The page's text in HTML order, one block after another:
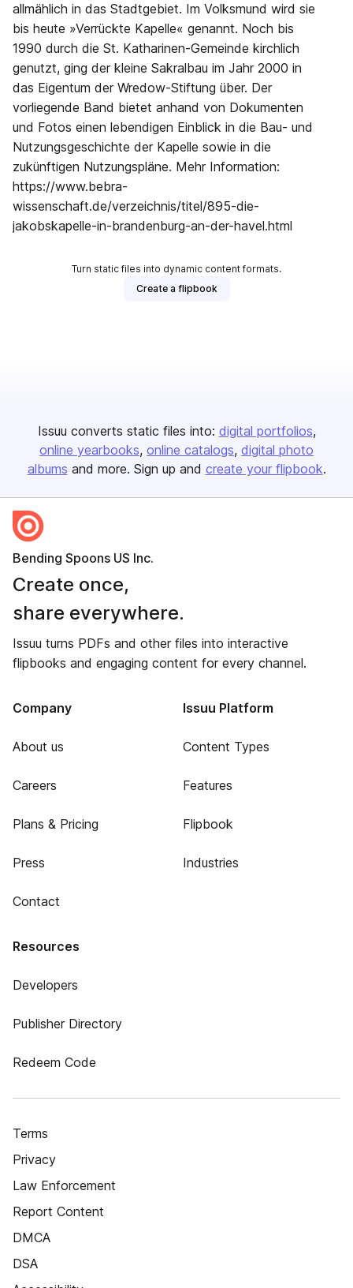
allmählich in das Stadtgebiet. Im Volksmund wird sie
bis heute »Verrückte Kapelle« genannt. Noch bis
1990 durch die St. Katharinen-Gemeinde kirchlich
genutzt, ging der kleine Sakralbau im Jahr 2000 in
das Eigentum der Wredow-Stiftung über. Der
vorliegende Band bietet anhand von Dokumenten
und Fotos einen lebendigen Einblick in die Bau- und
Nutzungsgeschichte der Kapelle sowie in die
zukünftigen Nutzungspläne. Mehr Information:
https://www.bebra-
wissenschaft.de/verzeichnis/titel/895-die-
jakobskapelle-in-brandenburg-an-der-havel.html
Turn static files into dynamic content formats.
Create a flipbook
Issuu converts static files into: digital portfolios
online yearbooks online catalogs digital photo
albums and more. Sign up and create your flipbook.
Bending Spoons US Inc.
Create once,
share everywhere.
Issuu turns PDFs and other files into interactive
flipbooks and engaging content for every channel.
Company
About us
Careers
Plans & Pricing
Press
Contact
Issuu Platform
Content Types
Features
Flipbook
Industries
Resources
Developers
Publisher Directory
Redeem Code
Terms
Privacy
Law Enforcement
Report Content
DMCA
DSA